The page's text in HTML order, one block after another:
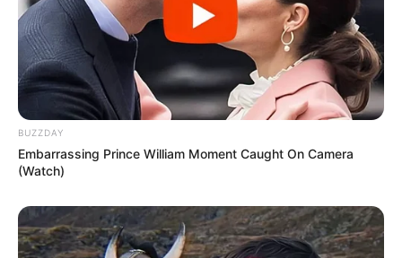
BUZZDAY
Embarrassing Prince William Moment Caught On Camera
(Watch)